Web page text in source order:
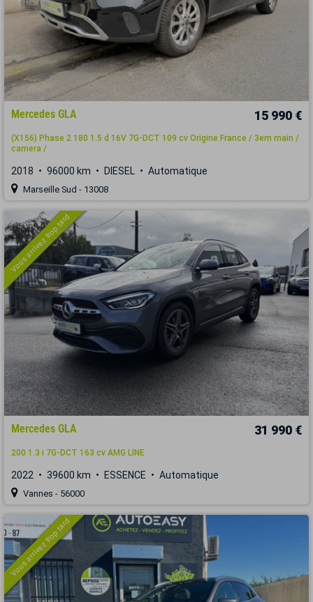
Mercedes GLA 15 990 €
(X156) Phase 2 180 1.5 d 16V 7G-DCT 109 cv Origine France / 3em main /
camera /
2018 96000 km DIESEL Automatique
Marseille Sud - 13008
Vous arrivez trop tard
Mercedes GLA 31 990 €
200 1.3 i 7G-DCT 163 cv AMG LINE
2022 39600 km ESSENCE Automatique
Vannes - 56000
Vous arrivez trop tard